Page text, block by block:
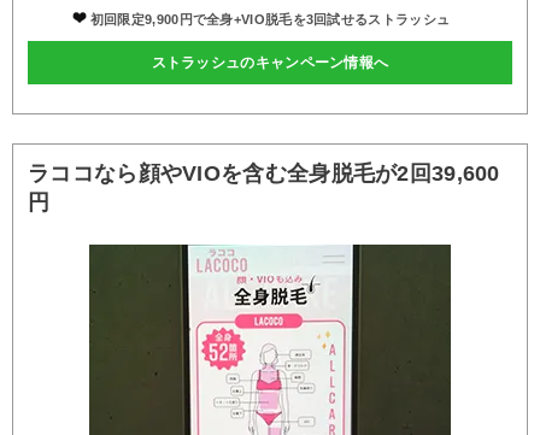
初回限定9,900円で全身+VIO脱毛を3回試せるストラッシュ
ストラッシュのキャンペーン情報へ
ラココなら顔やVIOを含む全身脱毛が2回39,600
円